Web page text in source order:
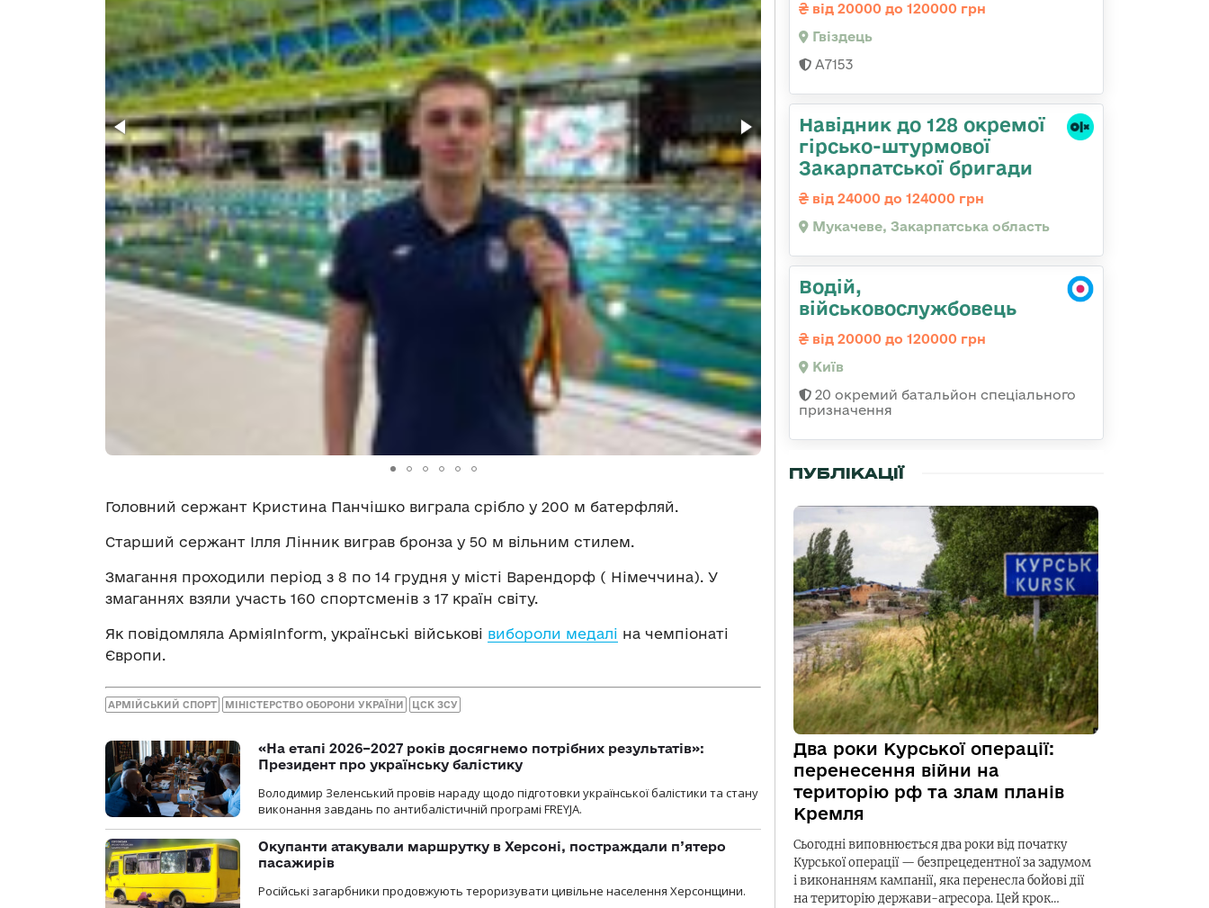
Головний сержант Кристина Панчішко виграла срібло у 200 м батерфляй.
Старший сержант Ілля Лінник виграв бронза у 50 м вільним стилем.
Змагання проходили період з 8 по 14 грудня у місті Варендорф ( Німеччина). У
змаганнях взяли участь 160 спортсменів з 17 країн світу.
Як повідомляла АрміяInform, українські військові вибороли медалі на чемпіонаті
Європи.
АРМІЙСЬКИЙ СПОРТ МІНІСТЕРСТВО ОБОРОНИ УКРАЇНИ ЦСК ЗСУ
«На етапі 2026–2027 років досягнемо потрібних результатів»:
Президент про українську балістику
Володимир Зеленський провів нараду щодо підготовки української балістики та стану
виконання завдань по антибалістичній програмі FREYJA.
Окупанти атакували маршрутку в Херсоні, постраждали п’ятеро
пасажирів
Російські загарбники продовжують тероризувати цивільне населення Херсонщини.
від 20000 до 120000 грн
Гвiздець
А7153
Навідник до 128 окремої
гірсько-штурмової
Закарпатської бригади
від 24000 до 124000 грн
Мукачеве, Закарпатська область
Водій,
військовослужбовець
від 20000 до 120000 грн
Київ
20 окремий батальйон спеціального
призначення
ПУБЛІКАЦІЇ
Два роки Курської операції:
перенесення війни на
територію рф та злам планів
Кремля
Сьогодні виповнюється два роки від початку
Курської операції — безпрецедентної за задумом
і виконанням кампанії, яка перенесла бойові дії
на територію держави-агресора. Цей крок…